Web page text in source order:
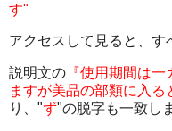
す"
アクセスして見ると、す
説明文の 『使用期間は
ますが美品の部類に入る
り、"ず"の脱字も一致し